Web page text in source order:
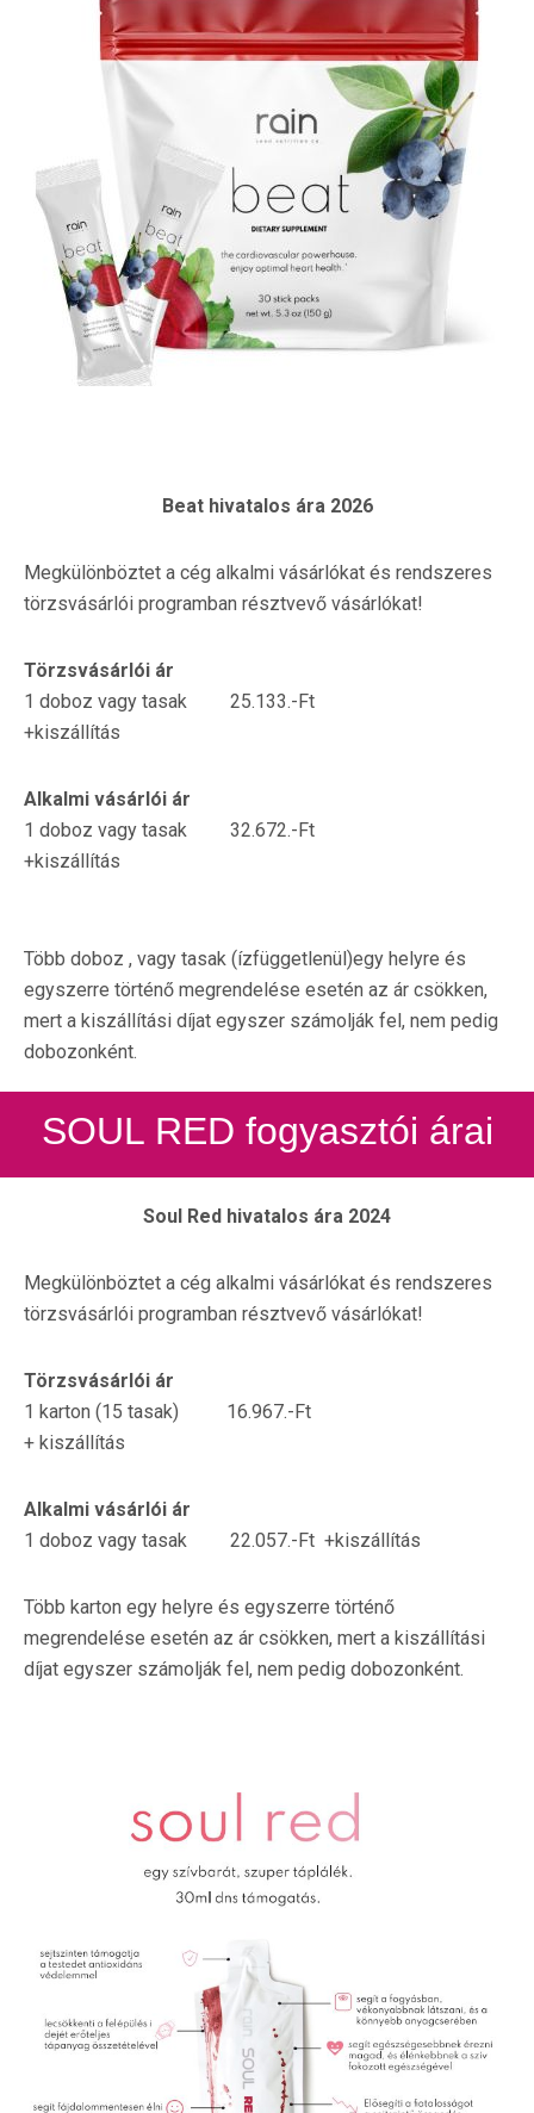
Beat hivatalos ára 2026
Megkülönböztet a cég alkalmi vásárlókat és rendszeres
törzsvásárlói programban résztvevő vásárlókat!
Törzsvásárlói ár
1 doboz vagy tasak 25.133.-Ft
+kiszállítás
Alkalmi vásárlói ár
1 doboz vagy tasak 32.672.-Ft
+kiszállítás
Több doboz , vagy tasak (ízfüggetlenül)egy helyre és
egyszerre történő megrendelése esetén az ár csökken,
mert a kiszállítási díjat egyszer számolják fel, nem pedig
dobozonként.
SOUL RED fogyasztói árai
Soul Red hivatalos ára 2024
Megkülönböztet a cég alkalmi vásárlókat és rendszeres
törzsvásárlói programban résztvevő vásárlókat!
Törzsvásárlói ár
1 karton (15 tasak) 16.967.-Ft
+ kiszállítás
Alkalmi vásárlói ár
1 doboz vagy tasak 22.057.-Ft +kiszállítás
Több karton egy helyre és egyszerre történő
megrendelése esetén az ár csökken, mert a kiszállítási
díjat egyszer számolják fel, nem pedig dobozonként.